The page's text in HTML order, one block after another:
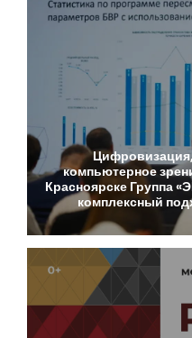
компьютерное
Красноярске Группа
комплексный